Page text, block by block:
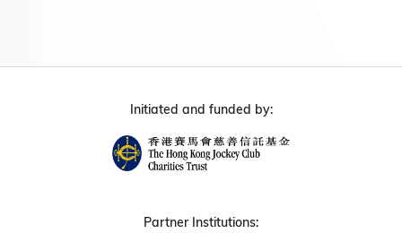
Initiated and funded by:
Partner Institutions: